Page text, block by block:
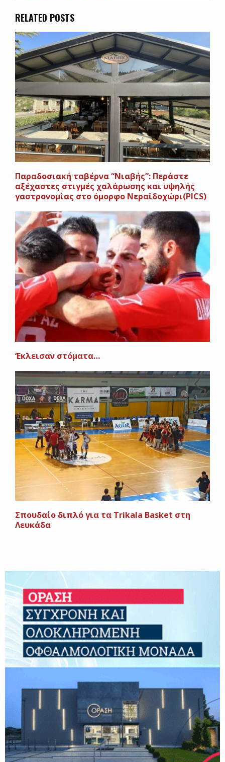
RELATED POSTS
Παραδοσιακή ταβέρνα “Νιαβής”: Περάστε
αξέχαστες στιγμές χαλάρωσης και υψηλής
γαστρονομίας στο όμορφο Νεραϊδοχώρι(PICS)
‘Εκλεισαν στόματα…
Σπουδαίο διπλό για τα Trikala Basket στη
Λευκάδα